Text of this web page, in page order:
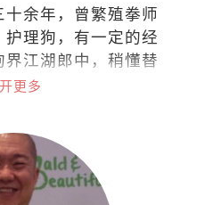
余年，曾繁殖拳师
理狗，有一定的经
江湖郎中，稍懂替
给参考意见，大病
更多